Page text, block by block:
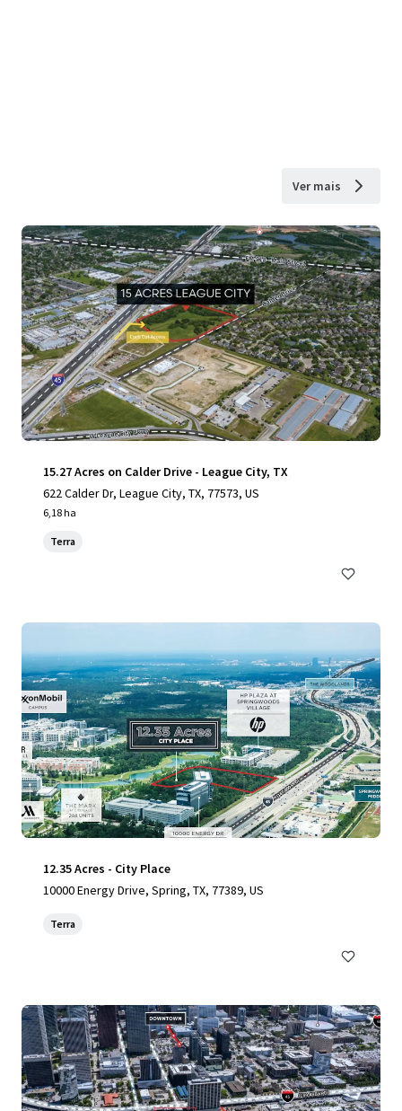
Ver mais
15.27 Acres on Calder Drive - League City, TX
622 Calder Dr, League City, TX, 77573, US
6,18 ha
Terra
12.35 Acres - City Place
10000 Energy Drive, Spring, TX, 77389, US
Terra